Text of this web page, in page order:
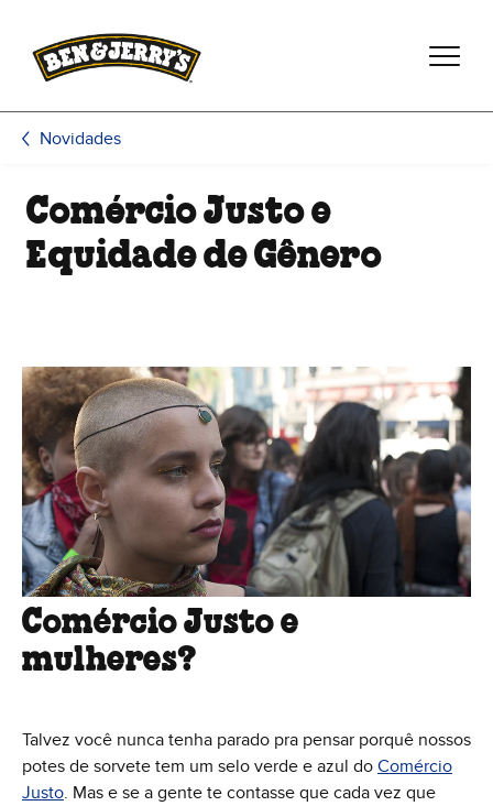
Novidades
Comércio Justo e
Equidade de Gênero
Comércio Justo e
mulheres?
Talvez você nunca tenha parado pra pensar porquê nossos
potes de sorvete tem um selo verde e azul do Comércio
Justo. Mas e se a gente te contasse que cada vez que